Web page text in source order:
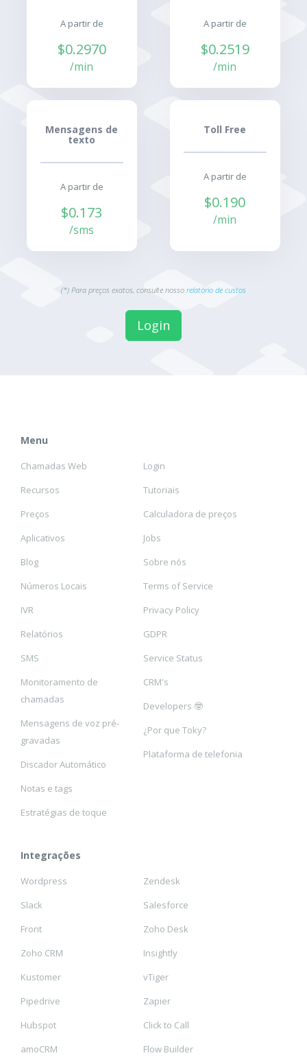
A partir de
$0.2970
/min
A partir de
$0.2519
/min
Mensagens de
texto
A partir de
$0.173
/sms
Toll Free
A partir de
$0.190
/min
(*) Para preços exatos, consulte nosso relatório de custos
Login
Menu
Chamadas Web
Recursos
Preços
Aplicativos
Blog
Números Locais
IVR
Relatórios
SMS
Monitoramento de
chamadas
Mensagens de voz pré-
gravadas
Discador Automático
Notas e tags
Estratégias de toque
Login
Tutoriais
Calculadora de preços
Jobs
Sobre nós
Terms of Service
Privacy Policy
GDPR
Service Status
CRM's
Developers 🤓
¿Por que Toky?
Plataforma de telefonia
Integrações
Wordpress
Slack
Front
Zoho CRM
Kustomer
Pipedrive
Hubspot
amoCRM
Zendesk
Salesforce
Zoho Desk
Insightly
vTiger
Zapier
Click to Call
Flow Builder